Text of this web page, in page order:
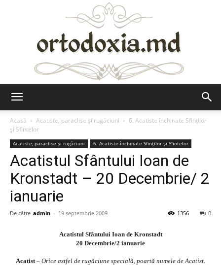
Acasă
Acatiste, paraclise și rugăciuni
6. Acatiste închinate Sfinților
și Sfintelor
Acatiste, paraclise și rugăciuni 6. Acatiste închinate Sfinților și Sfintelor
Acatistul Sfântului Ioan de
Kronstadt – 20 Decembrie/ 2
ianuarie
De către admin - 19 septembrie 2009 0
1356
Acatistul Sfântului Ioan de Kronstadt
20 Decembrie/2 ianuarie
Acatist – Orice astfel de rugăciune specială, poartă numele de Acatist.